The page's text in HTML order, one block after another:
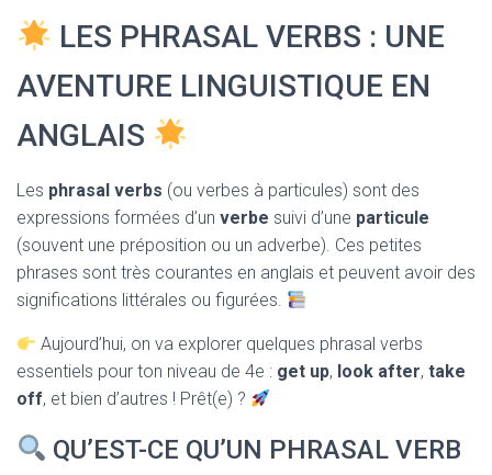
LES PHRASAL VERBS : UNE
AVENTURE LINGUISTIQUE EN
ANGLAIS
Les phrasal verbs (ou verbes à particules) sont des
expressions formées d’un verbe suivi d’une particule
(souvent une préposition ou un adverbe). Ces petites
phrases sont très courantes en anglais et peuvent avoir des
significations littérales ou figurées.
Aujourd’hui, on va explorer quelques phrasal verbs
essentiels pour ton niveau de 4e : get up, look after, take
off, et bien d’autres ! Prêt(e) ?
QU’EST-CE QU’UN PHRASAL VERB